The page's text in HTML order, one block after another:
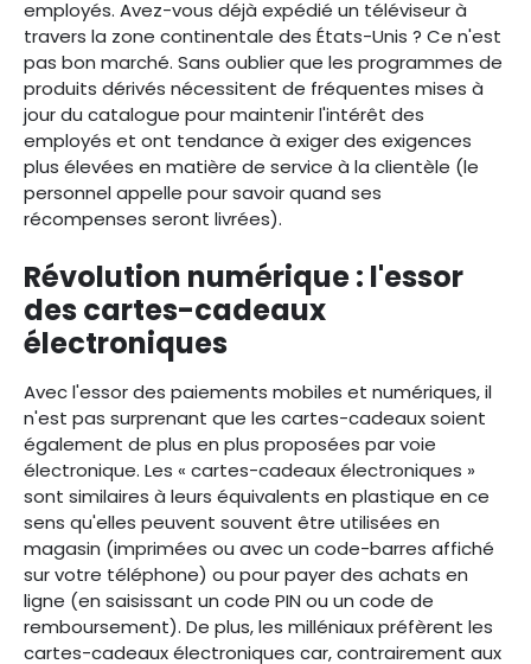
employés. Avez-vous déjà expédié un téléviseur à
travers la zone continentale des États-Unis ? Ce n'est
pas bon marché. Sans oublier que les programmes de
produits dérivés nécessitent de fréquentes mises à
jour du catalogue pour maintenir l'intérêt des
employés et ont tendance à exiger des exigences
plus élevées en matière de service à la clientèle (le
personnel appelle pour savoir quand ses
récompenses seront livrées).
Révolution numérique : l'essor
des cartes-cadeaux
électroniques
Avec l'essor des paiements mobiles et numériques, il
n'est pas surprenant que les cartes-cadeaux soient
également de plus en plus proposées par voie
électronique. Les « cartes-cadeaux électroniques »
sont similaires à leurs équivalents en plastique en ce
sens qu'elles peuvent souvent être utilisées en
magasin (imprimées ou avec un code-barres affiché
sur votre téléphone) ou pour payer des achats en
ligne (en saisissant un code PIN ou un code de
remboursement). De plus, les milléniaux préfèrent les
cartes-cadeaux électroniques car, contrairement aux